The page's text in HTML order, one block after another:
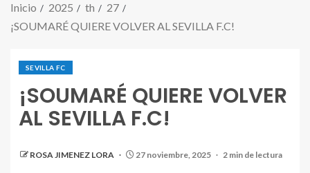
Inicio 2025 th
27
¡SOUMARÉ QUIERE VOLVER AL SEVILLA F.C!
SEVILLA FC
¡SOUMARÉ QUIERE VOLVER
AL SEVILLA F.C!
ROSA JIMENEZ LORA 27 noviembre, 2025 2 min de lectura